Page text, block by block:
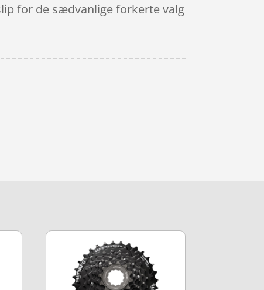
for de sædvanlige forkerte valg